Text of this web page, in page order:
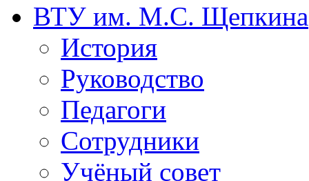
ВТУ им. М.С. Щепкина
История
Руководство
Педагоги
Сотрудники
Учёный совет